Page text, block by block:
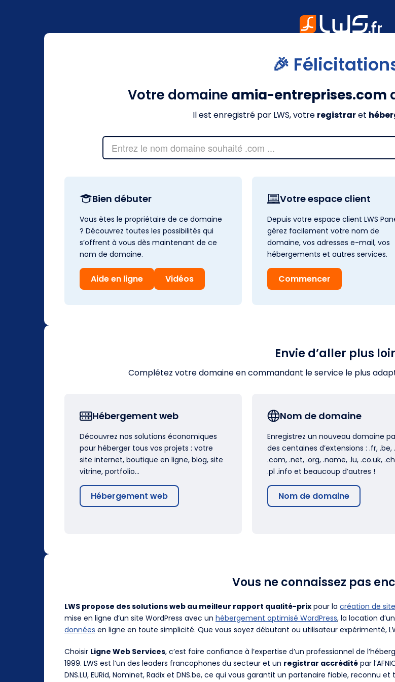
🎉
Votre domaine amia-entreprises.com
Il est enregistré par LWS, votre registraret
Bien débuter
Vous êtes le propriétaire de ce domaine
? Découvrez toutes les possibilités qui
s’offrent à vous dès maintenant de ce
nom de domaine.
Aide en ligne Vidéos
Votre espace client
Depuis votre espace client LWS
gérez facilement votre nom de
domaine, vos adresses e-mail, vos
hébergements et autres services.
Commencer
Envie d’aller plus
Complétez votre domaine en commandant le service le plus
Hébergement web
Découvrez nos solutions économiques
pour héberger tous vos projets : votre
site internet, boutique en ligne, blog, site
vitrine, portfolio…
Hébergement web
Nom de domaine
Enregistrez un nouveau domaine
des centaines d’extensions : .fr, .be,
.com, .net, .org, .name, .lu, .co.uk,
.pl .info et beaucoup d’autres !
Nom de domaine
Vous ne connaissez pas
LWS propose des solutions web au meilleur rapport qualité-prix pour la création de
mise en ligne d’un site WordPress avec un hébergement optimisé WordPress, la location d’un
données en ligne en toute simplicité. Que vous soyez débutant ou utilisateur expérimenté,
Choisir Ligne Web Services, c’est faire confiance à l’expertise d’un professionnel de
1999. LWS est l’un des leaders francophones du secteur et un registrar accrédité par
DNS.LU, EURid, Nominet, Radix et DNS.be, ce qui vous garantit un partenaire fiable, reconnu